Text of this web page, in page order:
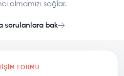
olmamızı sağlar.
sorulanlara bak
FORMU